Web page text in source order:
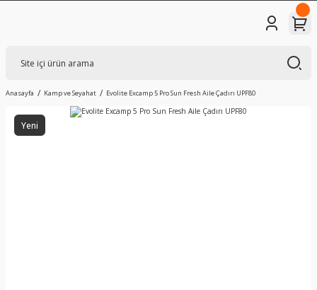
Anasayfa Kamp ve Seyahat Evolite Excamp 5 Pro Sun Fresh Aile Çadırı UPF80
Yeni